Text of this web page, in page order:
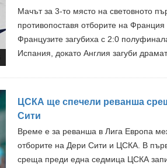
Мачът за 3-то място на световното
противопоставя отборите на Франция
Французите загубиха с 2:0
Испания, докато Англия загуби
ЦСКА ще спечели реванша
Сити
Време е за реванша в Лига Европа
отборите на Дери Сити и ЦСКА. В
среща преди една седмица ЦСКА